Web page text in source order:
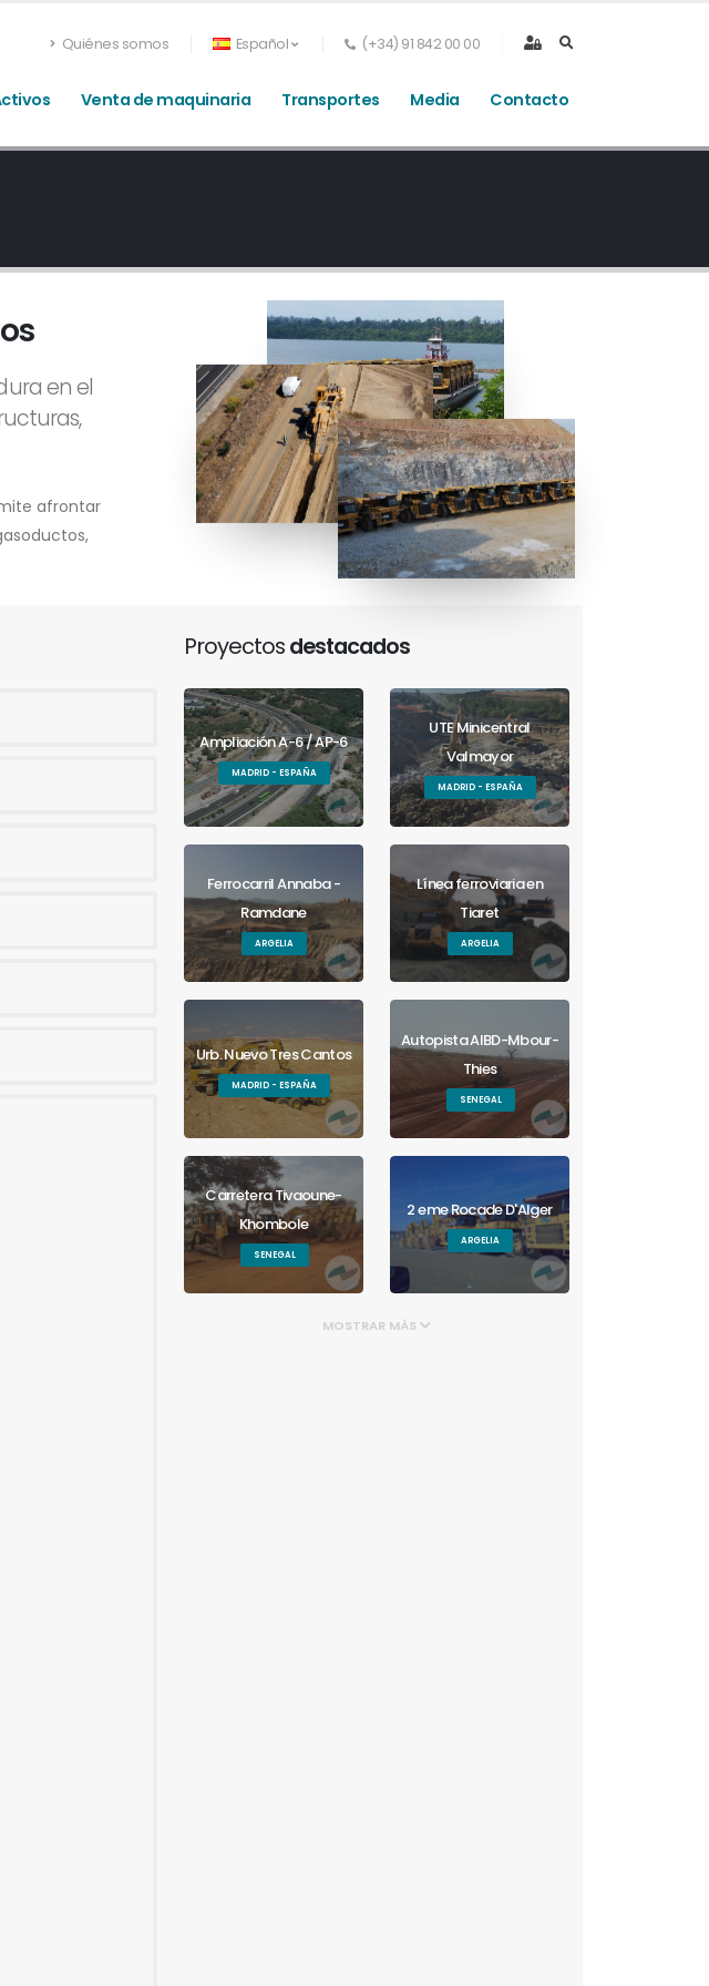
Quiénes somos Español (+34) 91 842 00 00
Venta de maquinaria Transportes Media Contacto
en el
afrontar
Proyectosdestacados
Ampliación A-6 / AP-6
MADRID - ESPAÑA
UTE Minicentral
Valmayor
MADRID - ESPAÑA
Ferrocarril Annaba -
Ramdane
ARGELIA
Línea ferroviaria en
Tiaret
ARGELIA
Urb. Nuevo Tres Cantos
MADRID - ESPAÑA
Autopista AIBD-Mbour-
Thies
SENEGAL
Carretera Tivaoune-
Khombole
SENEGAL
2 eme Rocade D'Alger
ARGELIA
MOSTRAR MÁS